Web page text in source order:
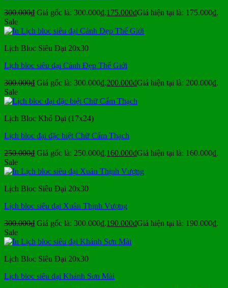
300.000₫ Giá gốc là: 300.000₫.175.000₫Giá hiện tại là: 175.000₫.
Sale
Lịch Bloc Siêu Đại 20x30
Lịch bloc siêu đại Cảnh Đẹp Thế Giới
300.000₫ Giá gốc là: 300.000₫.200.000₫Giá hiện tại là: 200.000₫.
Sale
Lịch Bloc Khổ Đại (17x24)
Lịch bloc đại đặc biệt Chữ Cẩm Thạch
250.000₫ Giá gốc là: 250.000₫.160.000₫Giá hiện tại là: 160.000₫.
Sale
Lịch Bloc Siêu Đại 20x30
Lịch bloc siêu đại Xuân Thịnh Vượng
300.000₫ Giá gốc là: 300.000₫.190.000₫Giá hiện tại là: 190.000₫.
Sale
Lịch Bloc Siêu Đại 20x30
Lịch bloc siêu đại Khánh Sơn Mài